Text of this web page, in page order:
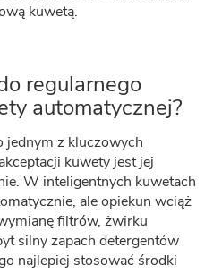
kuwetą.
regularnego
automatycznej?
jednym z kluczowych
kuwety jest jej
W inteligentnych kuwetach
ale opiekun wciąż
filtrów, żwirku
silny zapach detergentów
najlepiej stosować środki